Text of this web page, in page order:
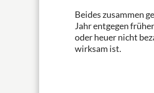
Beides zusammen
Jahr entgegen
oder heuer nicht
wirksam ist.